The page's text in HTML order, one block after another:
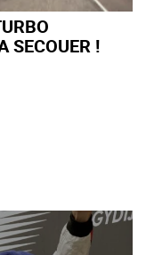
SECOUER !